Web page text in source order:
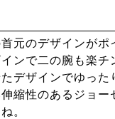
元のデザインがポ
ンで二の腕も楽チ
デザインでゆった
縮性のあるジョ
。